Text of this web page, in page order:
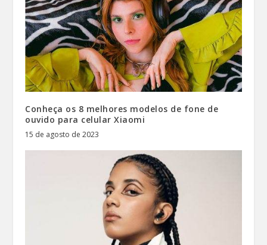
Conheça os 8 melhores modelos de fone de
ouvido para celular Xiaomi
15 de agosto de 2023